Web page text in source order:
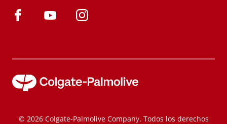
© 2026 Colgate-Palmolive Company. Todos los derechos